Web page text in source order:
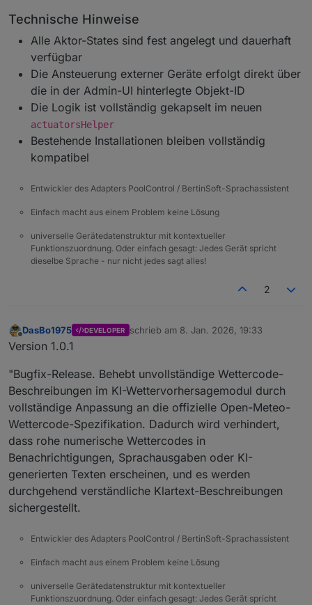
Technische Hinweise
Alle Aktor-States sind fest angelegt und dauerhaft
verfügbar
Die Ansteuerung externer Geräte erfolgt direkt über
die in der Admin-UI hinterlegte Objekt-ID
Die Logik ist vollständig gekapselt im neuen
actuatorsHelper
Bestehende Installationen bleiben vollständig
kompatibel
Entwickler des Adapters PoolControl / BertinSoft-Sprachassistent
Einfach macht aus einem Problem keine Lösung
universelle Gerätedatenstruktur mit kontextueller
Funktionszuordnung. Oder einfach gesagt: Jedes Gerät spricht
dieselbe Sprache - nur nicht jedes sagt alles!
2
Offline
DasBo1975 DEVELOPER schrieb am 8. Jan. 2026, 19:33
zuletzt editiert von
Version 1.0.1
"Bugfix-Release. Behebt unvollständige Wettercode-
Beschreibungen im KI-Wettervorhersagemodul durch
vollständige Anpassung an die offizielle Open-Meteo-
Wettercode-Spezifikation. Dadurch wird verhindert,
dass rohe numerische Wettercodes in
Benachrichtigungen, Sprachausgaben oder KI-
generierten Texten erscheinen, und es werden
durchgehend verständliche Klartext-Beschreibungen
sichergestellt.
Entwickler des Adapters PoolControl / BertinSoft-Sprachassistent
Einfach macht aus einem Problem keine Lösung
universelle Gerätedatenstruktur mit kontextueller
Funktionszuordnung. Oder einfach gesagt: Jedes Gerät spricht